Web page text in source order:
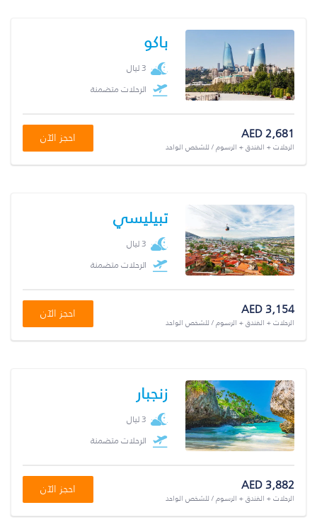
باكو
3 ليال
الرحلات متضمنة
AED 2,681
الرحلات + الفندق + الرسوم / للشخص الواحد
احجز الآن
تبيليسي
3 ليال
الرحلات متضمنة
AED 3,154
الرحلات + الفندق + الرسوم / للشخص الواحد
احجز الآن
زنجبار
3 ليال
الرحلات متضمنة
AED 3,882
الرحلات + الفندق + الرسوم / للشخص الواحد
احجز الآن